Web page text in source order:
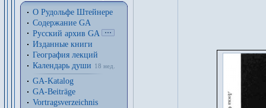
О Рудольфе Штейнере
Содержание GA
Русский архив GA
Изданные книги
География лекций
Календарь души
18 нед.
GA-Katalog
GA-Beiträge
Vortragsverzeichnis